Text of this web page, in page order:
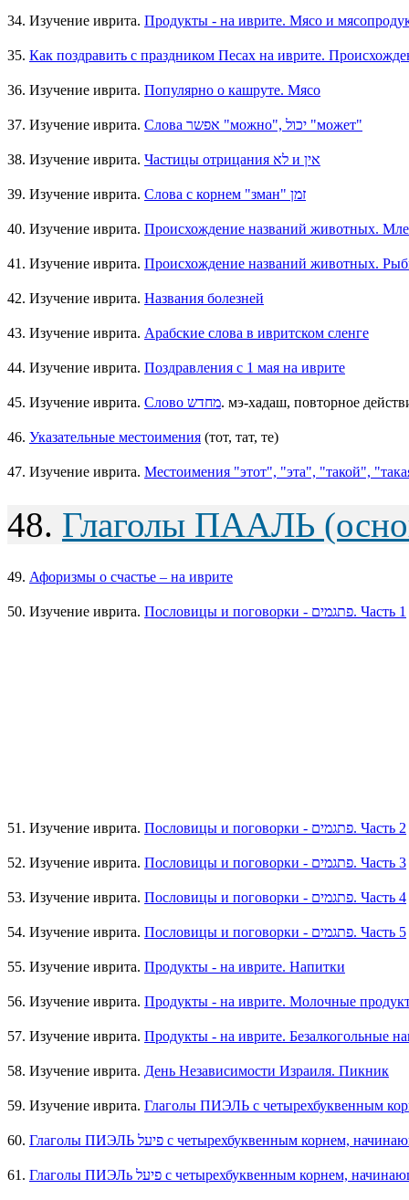
34. Изучение иврита. Продукты - на иврите. Мясо и
35. Как поздравить с праздником Песах на иврите.
36. Изучение иврита. Популярно о кашруте. Мясо
37. Изучение иврита. Слова אפשר "можно", יכול "может"
38. Изучение иврита. Частицы отрицания לא и אין
39. Изучение иврита. Слова с корнем "зман" זמן
40. Изучение иврита. Происхождение названий животных.
41. Изучение иврита. Происхождение названий животных.
42. Изучение иврита. Названия болезней
43. Изучение иврита. Арабские слова в ивритском сленге
44. Изучение иврита. Поздравления с 1 мая на иврите
45. Изучение иврита. Слово מחדש. мэ-хадаш, повторное
46. Указательные местоимения (тот, тат, те)
47. Изучение иврита. Местоимения "этот", "эта", "такой",
48. Глаголы ПААЛЬ
49. Афоризмы о счастье – на иврите
50. Изучение иврита. Пословицы и поговорки - פתגמים. Часть 1
51. Изучение иврита. Пословицы и поговорки - פתגמים. Часть 2
52. Изучение иврита. Пословицы и поговорки - פתגמים. Часть 3
53. Изучение иврита. Пословицы и поговорки - פתגמים. Часть 4
54. Изучение иврита. Пословицы и поговорки - פתגמים. Часть 5
55. Изучение иврита. Продукты - на иврите. Напитки
56. Изучение иврита. Продукты - на иврите. Молочные
57. Изучение иврита. Продукты - на иврите. Безалкогольные
58. Изучение иврита. День Независимости Израиля. Пикник
59. Изучение иврита.
60.
61.